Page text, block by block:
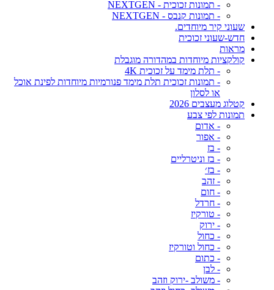
- תמונות זכוכית - NEXTGEN
- תמונות קנבס - NEXTGEN
שעוני קיר מיוחדים.
חדש-שעוני זכוכית
מראות
קולקציות מיוחדות במהדורה מוגבלת
- תלת מימד על זכוכית 4K
- תמונות זכוכית תלת מימד פנורמיות מיוחדות לפינת אוכל
או לסלון
קטלוג מעצבים 2026
תמונות לפי צבע
- אדום
- אפור
- בז
- בז וניטרליים
- בז׳
- זהב
- חום
- חרדל
- טורקיז
- ירוק
- כחול
- כחול וטורקיז
- כתום
- לבן
- משולב -ירוק וזהב